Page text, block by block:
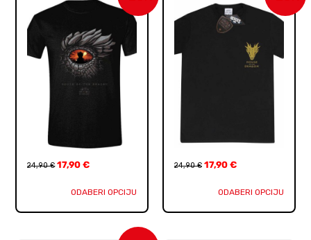
24,90€ 17,90€
ODABERI OPCIJU
24,90€ 17,90 €
ODABERI OPCIJU